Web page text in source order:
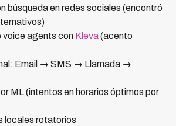
búsqueda en redes sociales (encontró
voice agents con Kleva(acento
Email → SMS → Llamada →
ML (intentos en horarios óptimos por
locales rotatorios